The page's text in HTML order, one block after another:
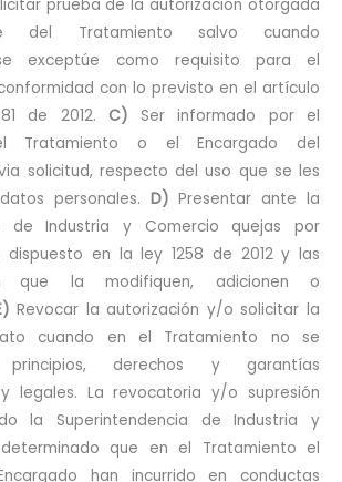
prueba de la autorización otorgada
del Tratamiento salvo cuando
exceptúe como requisito para el
con lo previsto en el artículo
de 2012. C) Ser informado por el
Tratamiento o el Encargado del
solicitud, respecto del uso que se les
personales. D) Presentar ante la
de Industria y Comercio quejas por
en la ley 1258 de 2012 y las
que la modifiquen, adicionen o
Revocar la autorización y/o solicitar la
cuando en el Tratamiento no se
derechos y garantías
legales. La revocatoria y/o supresión
la Superintendencia de Industria y
que en el Tratamiento el
han incurrido en conductas